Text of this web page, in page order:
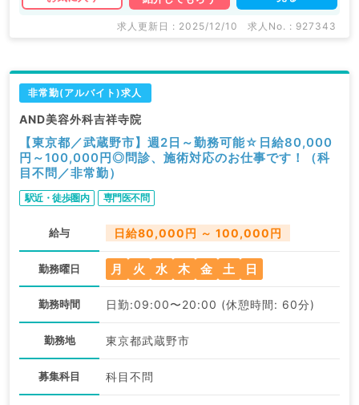
求人更新日 : 2025/12/10 求人No. : 927343
非常勤(アルバイト)求人
AND美容外科吉祥寺院
【東京都／武蔵野市】週2日～勤務可能☆日給80,000
円～100,000円◎問診、施術対応のお仕事です！（科
目不問／非常勤）
駅近・徒歩圏内 専門医不問
給与 日給80,000円 ～ 100,000円
勤務曜日 月 火 水 木 金 土 日
勤務時間 日勤:09:00〜20:00 (休憩時間: 60分)
勤務地 東京都武蔵野市
募集科目 科目不問